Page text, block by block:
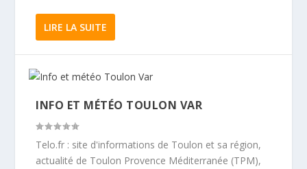
LIRE LA SUITE
INFO ET MÉTÉO TOULON VAR
Telo.fr : site d'informations de Toulon et sa région,
actualité de Toulon Provence Méditerranée (TPM),